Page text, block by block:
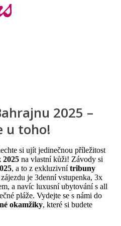
2025 –
u toho!
si ujít jedinečnou příležitost
na vlastní kůži! Závody si
, a to z exkluzivnítribuny
je 3denní vstupenka, 3x
a navíc luxusní ubytování s all
pláže. Vydejte se s námi do
okamžiky, které si budete